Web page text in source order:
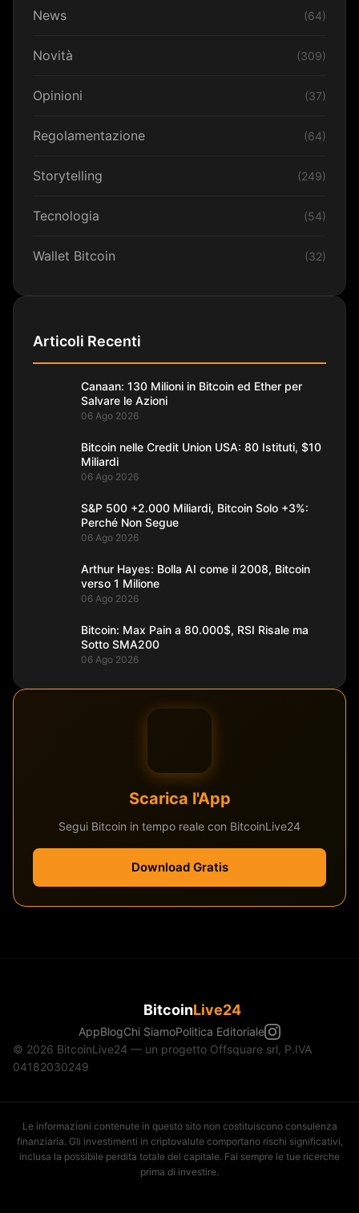
News (64)
Novità (309)
Opinioni (37)
Regolamentazione (64)
Storytelling (249)
Tecnologia (54)
Wallet Bitcoin (32)
Articoli Recenti
Canaan: 130 Milioni in Bitcoin ed Ether per
Salvare le Azioni
06 Ago 2026
Bitcoin nelle Credit Union USA: 80 Istituti, $10
Miliardi
06 Ago 2026
S&P 500 +2.000 Miliardi, Bitcoin Solo +3%:
Perché Non Segue
06 Ago 2026
Arthur Hayes: Bolla AI come il 2008, Bitcoin
verso 1 Milione
06 Ago 2026
Bitcoin: Max Pain a 80.000$, RSI Risale ma
Sotto SMA200
06 Ago 2026
Scarica l'App
Segui Bitcoin in tempo reale con BitcoinLive24
Download Gratis
BitcoinLive24
AppBlogChi SiamoPolitica Editoriale
© 2026 BitcoinLive24 — un progetto Offsquare srl, P.IVA
04182030249
Le informazioni contenute in questo sito non costituiscono consulenza
finanziaria. Gli investimenti in criptovalute comportano rischi significativi,
inclusa la possibile perdita totale del capitale. Fai sempre le tue ricerche
prima di investire.